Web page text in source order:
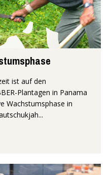
ist auf den
Plantagen in Panama
Wachstumsphase in